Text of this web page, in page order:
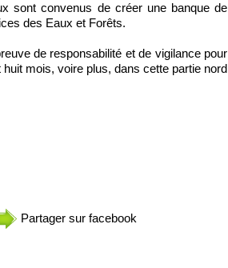
sont convenus de créer une banque de
des Eaux et Forêts.
de responsabilité et de vigilance pour
mois, voire plus, dans cette partie nord
Partager sur facebook